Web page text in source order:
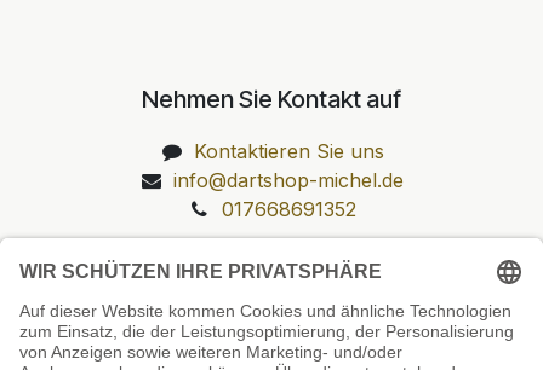
Nehmen Sie Kontakt auf
Kontaktieren Sie uns
info@dartshop-michel.de
017668691352